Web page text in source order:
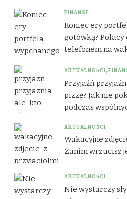
FINANSE
Koniec ery
gotówką? Polacy
telefonem na
AKTUALNOŚCI
Przyjaźń
pizzę? Jak nie
podczas
AKTUALNOŚCI
Wakacyjne
Zanim wrzucisz
AKTUALNOŚCI
Nie wystarczy